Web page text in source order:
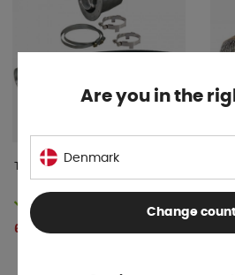
Truma Vægskorsten CW
På lager
695 DKK
Are you in the
Denmark
Change